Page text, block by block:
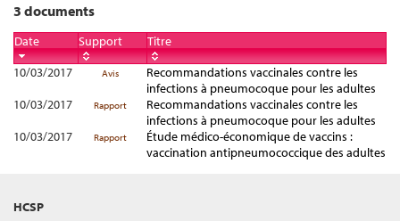
3 documents
Date Support
Titre
10/03/2017
Avis
Recommandations vaccinales contre les
infections à pneumocoque pour les adultes
10/03/2017
Rapport
Recommandations vaccinales contre les
infections à pneumocoque pour les adultes
10/03/2017
Rapport
Étude médico-économique de vaccins :
vaccination antipneumococcique des adultes
HCSP